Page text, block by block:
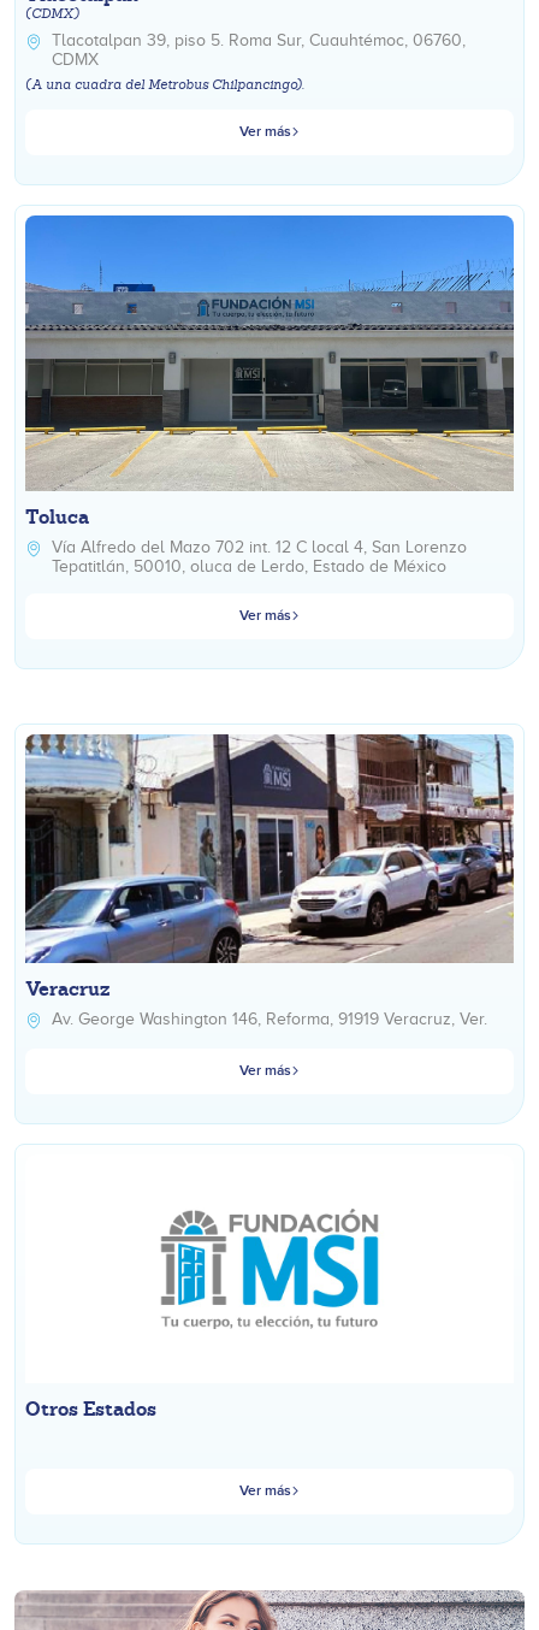
(CDMX)
Tlacotalpan 39, piso 5. Roma Sur, Cuauhtémoc, 06760,
CDMX
(A una cuadra del Metrobus Chilpancingo).
Ver más
Toluca
Vía Alfredo del Mazo 702 int. 12 C local 4, San Lorenzo
Tepatitlán, 50010, oluca de Lerdo, Estado de México
Ver más
Veracruz
Av. George Washington 146, Reforma, 91919 Veracruz, Ver.
Ver más
Otros Estados
Ver más